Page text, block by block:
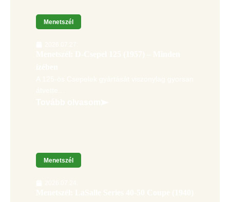
Menetszél
Menetszél